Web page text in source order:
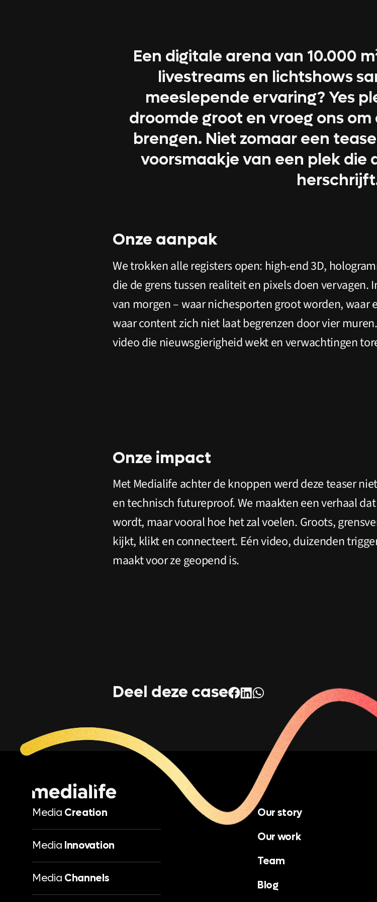
Een digitale arena van 10.000
livestreams en lichtshows
meeslepende ervaring? Yes
droomde groot en vroeg ons
brengen. Niet zomaar een
voorsmaakje van een plek die
Onze aanpak
We trokken alle registers open: high-end 3D,
die de grens tussen realiteit en pixels doen vervagen.
van morgen – waar nichesporten groot worden, waar
waar content zich niet laat begrenzen door vier
video die nieuwsgierigheid wekt en verwachtingen
Onze impact
Met Medialife achter de knoppen werd deze teaser
en technisch futureproof. We maakten een verhaal
wordt, maar vooral hoe het zal voelen. Groots,
kijkt, klikt en connecteert. Eén video, duizenden
maakt voor ze geopend is.
Deel deze case
Media Creation
Media Innovation
Media Channels
Our story
Our work
Team
Blog